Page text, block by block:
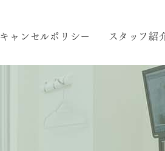
キャンセルポリシー スタッフ紹